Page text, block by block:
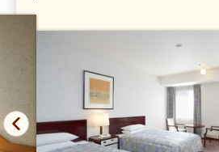
dwarsbalken die aan de uiteinden
Het hagelwitte papier en het touw,
gedrapeerd, maakt duidelijk dat we
heiligdom te doen hebben.
Op de terugweg van Nara naar
Fushimi Inari-tempel. Op de grond
staan honderden rode torii die een